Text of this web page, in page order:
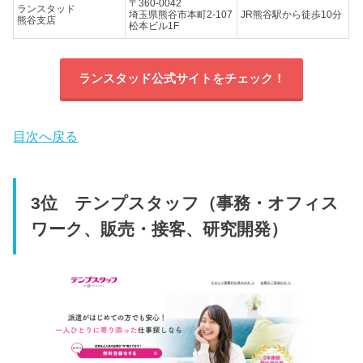
ランスタッド
熊谷支店
〒360-0042
埼玉県熊谷市本町2-107
松本ビル1F
JR熊谷駅から徒歩10分
ランスタッド公式サイトをチェック！
目次へ戻る
3位 テンプスタッフ（事務・オフィス
ワーク、販売・接客、研究開発）